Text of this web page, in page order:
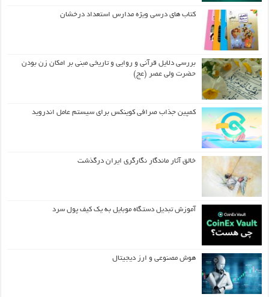
کتاب های درسی ویژه مدارس استعداد درخشان
بررسی دلایل قرآنی و روایی و تاریخی مبنی بر امکان زن بودن
حضرت ولی عصر (عج)
کمپین جذاب صرافی کوینکس برای سیستم عامل اندروید
خالق آثار ماندگار نگارگری ایران درگذشت
آموزش تبدیل دستگاه موبایل به یک کیف‌ پول سرد
هوش مصنوعی و ارز دیجیتال